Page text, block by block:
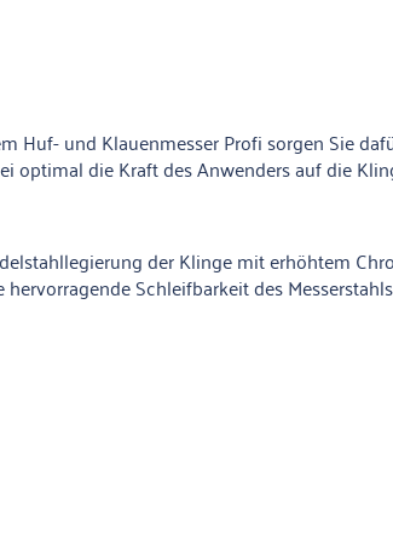
und Klauenmesser Profi sorgen Sie
optimal die Kraft des Anwenders auf die
der Klinge mit erhöhtem
Schleifbarkeit des